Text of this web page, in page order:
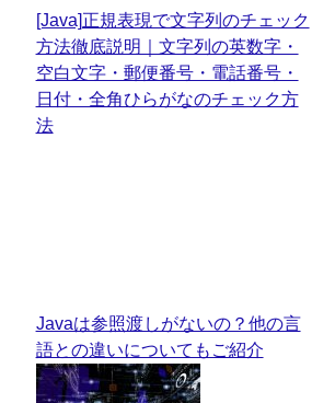
[Java]正規表現で文字列のチェック
方法徹底説明｜文字列の英数字・
空白文字・郵便番号・電話番号・
日付・全角ひらがなのチェック方
法
Javaは参照渡しがないの？他の言
語との違いについてもご紹介